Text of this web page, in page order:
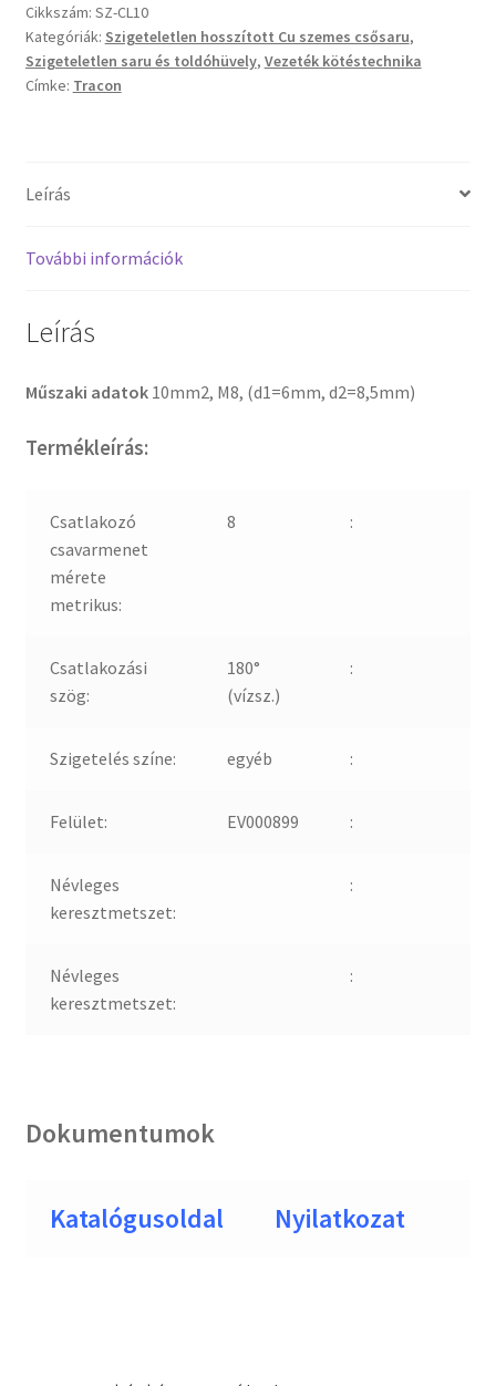
Cikkszám: SZ-CL10
Kategóriák: Szigeteletlen hosszított Cu szemes csősaru,
Szigeteletlen saru és toldóhüvely, Vezeték kötéstechnika
Címke: Tracon
Leírás
További információk
Leírás
Műszaki adatok 10mm2, M8, (d1=6mm, d2=8,5mm)
Termékleírás:
Csatlakozó
csavarmenet
mérete
metrikus:
8 :
Csatlakozási
szög:
180°
(vízsz.)
:
Szigetelés színe: egyéb :
Felület: EV000899 :
Névleges
keresztmetszet:
:
Névleges
keresztmetszet:
:
Dokumentumok
Katalógusoldal Nyilatkozat